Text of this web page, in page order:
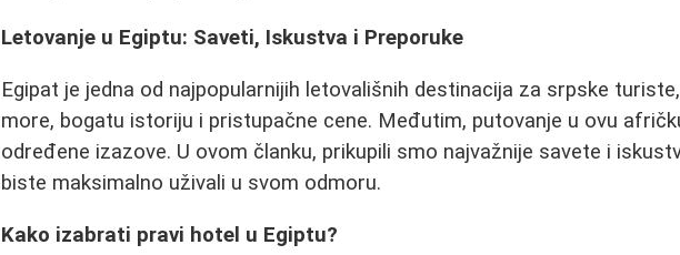
Letovanje u Egiptu: Saveti, Iskustva i Preporuke
Egipat je jedna od najpopularnijih letovališnih destinacija za srpske
more, bogatu istoriju i pristupačne cene. Međutim, putovanje u ovu
određene izazove. U ovom članku, prikupili smo najvažnije savete i
biste maksimalno uživali u svom odmoru.
Kako izabrati pravi hotel u Egiptu?